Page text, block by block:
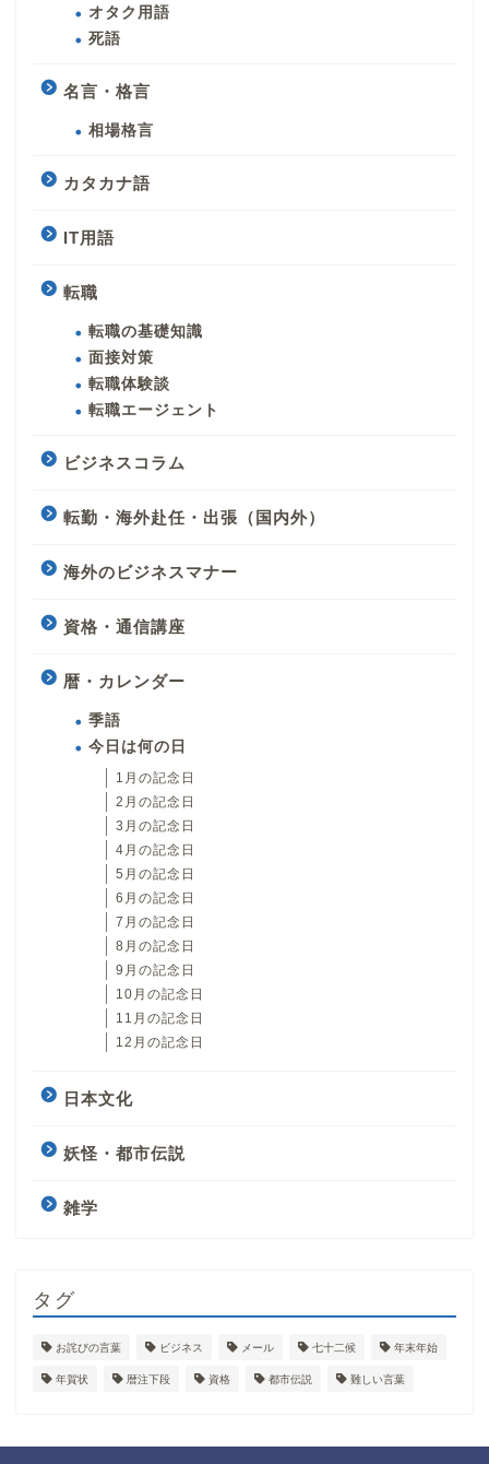
オタク用語
死語
名言・格言
相場格言
カタカナ語
IT用語
転職
転職の基礎知識
面接対策
転職体験談
転職エージェント
ビジネスコラム
転勤・海外赴任・出張（国内外）
海外のビジネスマナー
資格・通信講座
暦・カレンダー
季語
今日は何の日
1月の記念日
2月の記念日
3月の記念日
4月の記念日
5月の記念日
6月の記念日
7月の記念日
8月の記念日
9月の記念日
10月の記念日
11月の記念日
12月の記念日
日本文化
妖怪・都市伝説
雑学
タグ
お詫びの言葉 ビジネス メール 七十二候 年末年始
年賀状 暦注下段 資格 都市伝説 難しい言葉